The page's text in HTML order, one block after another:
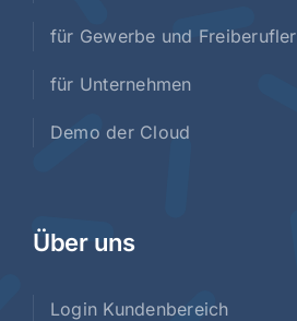
für Gewerbe und Freiberufler
für Unternehmen
Demo der Cloud
Über uns
Login Kundenbereich